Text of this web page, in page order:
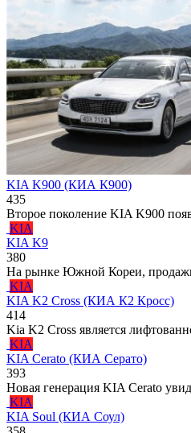
KIA K900 (КИА К900)
435
Второе поколение KIA K900
KIA
KIA K9
380
На рынке Южной Кореи,
KIA
KIA K2 Cross (КИА К2 Кросс)
414
Kia K2 Cross является
KIA
KIA Cerato (КИА Серато)
393
Новая генерация KIA Cerato
KIA
KIA Soul (КИА Соул)